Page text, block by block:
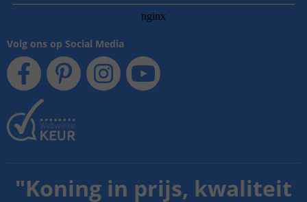
Volg ons op Social Media
"Koning in prijs, kwaliteit